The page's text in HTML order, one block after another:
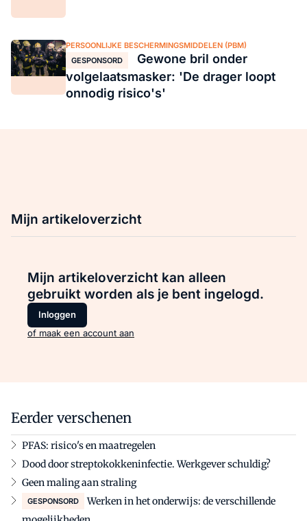
PERSOONLIJKE BESCHERMINGSMIDDELEN (PBM)
GESPONSORD
Gewone bril onder
volgelaatsmasker: 'De drager loopt
onnodig risico's'
Mijn artikeloverzicht
Mijn artikeloverzicht kan alleen
gebruikt worden als je bent ingelogd.
Inloggen
of maak een account aan
Eerder verschenen
PFAS: risico's en maatregelen
Dood door streptokokkeninfectie. Werkgever schuldig?
Geen maling aan straling
GESPONSORD
Werken in het onderwijs: de verschillende